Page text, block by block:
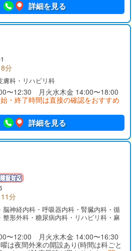
詳細を見る
分
膚科・リハビリ科
〜12:30 月火水木金 14:00〜18:00
・終了時間は直接の確認をおすすめ
詳細を見る
分
脳神経内科・呼吸器内科・腎臓内科・循
形外科・糖尿病内科・リハビリ科・麻
〜12:00 月火水木金 14:00〜16:30
夜間外来の開設あり(時間は科ごと